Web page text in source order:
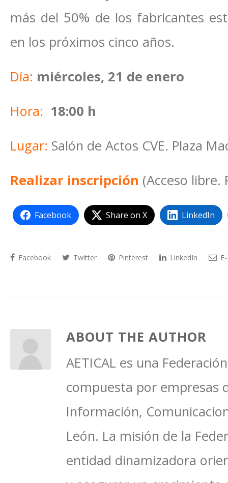
más del 50% de los fabricantes
en los próximos cinco años.
Día: miércoles, 21 de enero
Hora: 18:00 h
Lugar: Salón de Actos CVE. Plaza
Realizar inscripción (Acceso libre.
Facebook Share on X LinkedIn
Facebook Twitter Pinterest LinkedIn
ABOUT THE AUTHOR
AETICAL es una
compuesta por empresas
Información,
León. La misión de la
entidad dinamizadora